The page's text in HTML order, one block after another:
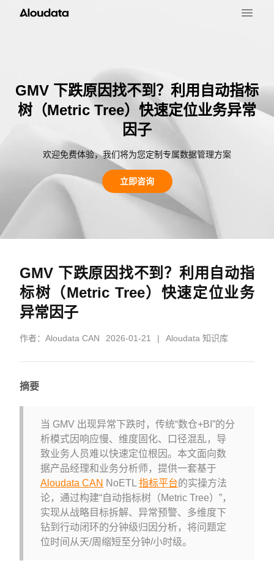
GMV 下跌原因找不到？利用自动指标
树（Metric Tree）快速定位业务异常
因子
欢迎免费体验，我们将为您定制专属数据管理方案
立即咨询
GMV 下跌原因找不到？利用自动指
标树（Metric Tree）快速定位业务
异常因子
作者： Aloudata CAN 2026-01-21 | Aloudata 知识库
摘要
当 GMV 出现异常下跌时，传统“数仓+BI”的分
析模式因响应慢、维度固化、口径混乱，导
致业务人员难以快速定位根因。本文面向数
据产品经理和业务分析师，提供一套基于
Aloudata CAN NoETL 指标平台的实操方法
论，通过构建“自动指标树（Metric Tree）”，
实现从战略目标拆解、异常预警、多维度下
钻到行动闭环的分钟级归因分析，将问题定
位时间从天/周缩短至分钟/小时级。